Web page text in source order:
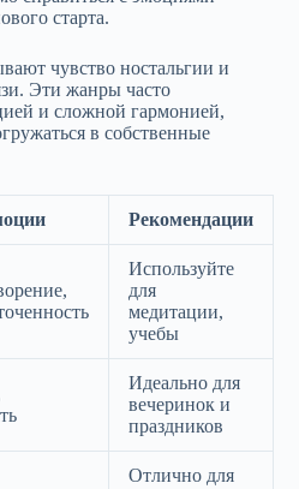
старта.
чувство ностальгии и
Эти жанры часто
и сложной гармонией,
в собственные
Рекомендации
Используйте
для
медитации,
учебы
Идеально для
вечеринок и
праздников
Отлично для